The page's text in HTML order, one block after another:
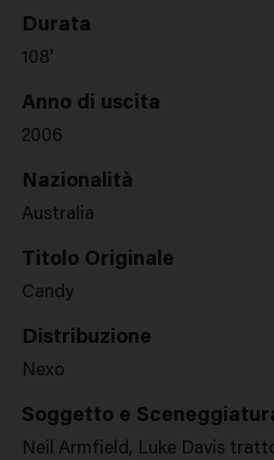
Durata
108'
Anno di uscita
2006
Nazionalità
Australia
Titolo Originale
Candy
Distribuzione
Nexo
Soggetto e
Neil Armfield, Luke Davis